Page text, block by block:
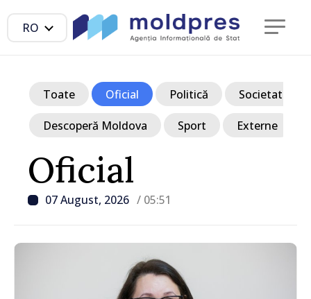
RO
Oficial
07 August, 2026 / 05:51
Toate Oficial Politică Societate
Descoperă Moldova Sport Externe